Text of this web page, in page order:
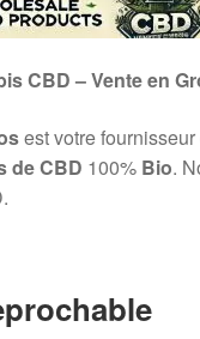
CBD – Vente en
est votre
de CBD 100% Bio.